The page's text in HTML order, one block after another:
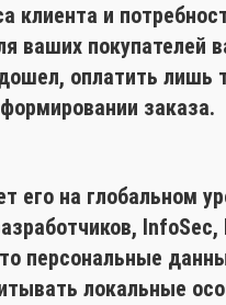
и
ваших покупателей
оплатить лишь
заказа.
на глобальном
InfoSec,
персональные
локальные